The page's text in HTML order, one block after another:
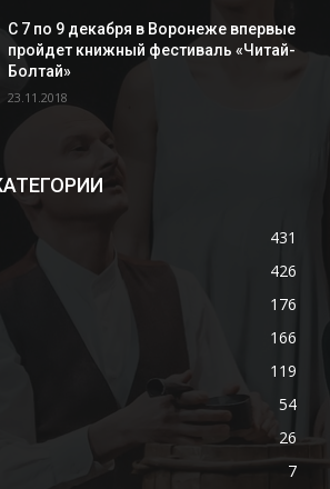
С 7 по 9 декабря в Воронеже впервые
пройдет книжный фестиваль «Читай-
Болтай»
23.11.2018
431
426
176
166
119
54
26
7